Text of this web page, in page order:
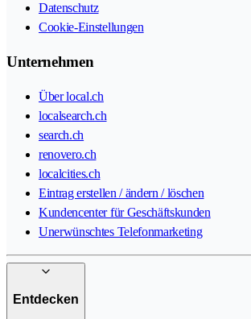
Datenschutz
Cookie-Einstellungen
Unternehmen
Über local.ch
localsearch.ch
search.ch
renovero.ch
localcities.ch
Eintrag erstellen / ändern / löschen
Kundencenter für Geschäftskunden
Unerwünschtes Telefonmarketing
Entdecken